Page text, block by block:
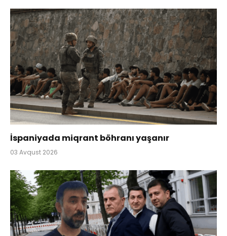
İspaniyada miqrant böhranı yaşanır
03 Avqust 2026